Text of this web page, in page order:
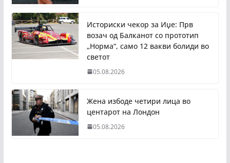
Историски чекор за Иџе: Прв
возач од Балканот со прототип
„Норма“, само 12 вакви болиди во
светот
05.08.2026
Жена избоде четири лица во
центарот на Лондон
05.08.2026